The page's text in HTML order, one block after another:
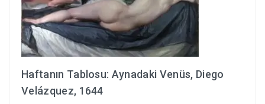
Haftanın Tablosu: Aynadaki Venüs, Diego
Velázquez, 1644